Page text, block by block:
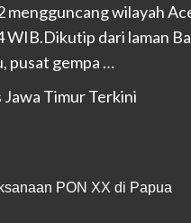
mengguncang wilayah
WIB.Dikutip dari laman
pusat gempa …
Timur Terkini
PON XX di Papua